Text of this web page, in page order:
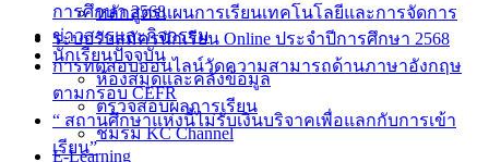
หลักสูตรแผนการเรียนเทคโนโลยีและการจัดการ
ข่าวสารและกิจกรรม
นักเรียนปัจจุบัน
ห้องสมุดและคลังข้อมูล
ตรวจสอบผลการเรียน
ชมรม KC Channel
E-Learning
การศึกษา 2568
ระบบรับสมัครนักเรียน Online ประจำปีการศึกษา 2568
การทดสอบออนไลน์วัดความสามารถด้านภาษาอังกฤษ
ตามกรอบ CEFR
“ สถานศึกษาแห่งนี้ไม่รับเงินบริจาคเพื่อแลกกับการเข้า
เรียน”